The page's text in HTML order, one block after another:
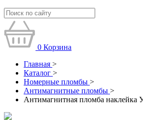
0 Корзина
Главная >
Каталог >
Номерные пломбы >
Антимагнитные пломбы >
Антимагнитная пломба